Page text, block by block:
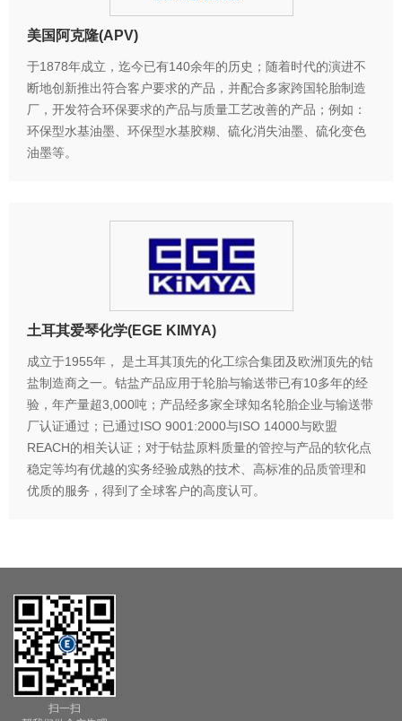
美国阿克隆(APV)
于1878年成立，迄今已有140余年的历史；随着时代的演进不
断地创新推出符合客户要求的产品，并配合多家跨国轮胎制造
厂，开发符合环保要求的产品与质量工艺改善的产品；例如：
环保型水基油墨、环保型水基胶糊、硫化消失油墨、硫化变色
油墨等。
土耳其爱琴化学(EGE KIMYA)
成立于1955年， 是土耳其顶先的化工综合集团及欧洲顶先的钴
盐制造商之一。钴盐产品应用于轮胎与输送带已有10多年的经
验，年产量超3,000吨；产品经多家全球知名轮胎企业与输送带
厂认证通过；已通过ISO 9001:2000与ISO 14000与欧盟
REACH的相关认证；对于钴盐原料质量的管控与产品的软化点
稳定等均有优越的实务经验成熟的技术、高标准的品质管理和
优质的服务，得到了全球客户的高度认可。
扫一扫